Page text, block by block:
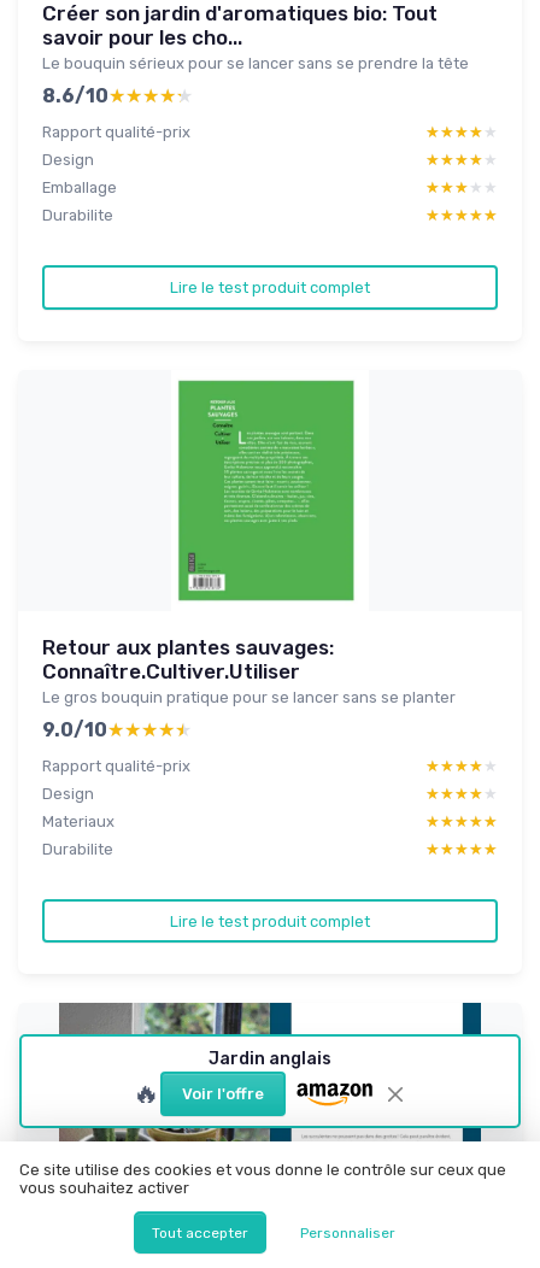
Créer son jardin d'aromatiques bio: Tout
savoir pour les cho...
Le bouquin sérieux pour se lancer sans se prendre la tête
8.6/10★★★★★
★★★★★
Rapport qualité-prix ★★★★★
★★★★★
Design
★★★★★
★★★★★
Emballage
★★★★★
★★★★★
Durabilite
★★★★★
★★★★★
Lire le test produit complet
Retour aux plantes sauvages:
Connaître.Cultiver.Utiliser
Le gros bouquin pratique pour se lancer sans se planter
9.0/10★★★★★
★★★★★
Rapport qualité-prix ★★★★★
★★★★★
Design
★★★★★
★★★★★
Materiaux
★★★★★
★★★★★
Durabilite
★★★★★
★★★★★
Lire le test produit complet
Jardin anglais
🔥 Voir l'offre
Ce site utilise des cookies et vous donne le contrôle sur ceux que
vous souhaitez activer
Tout accepter Personnaliser